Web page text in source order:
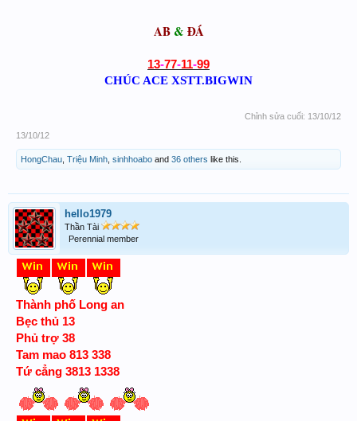
AB & ĐÁ
13-77-11-99
CHÚC ACE XSTT.BIGWIN
Chỉnh sửa cuối: 13/10/12
13/10/12
HongChau Triệu Minh sinhhoabo and 36 others like this.
hello1979
Thần Tài
Perennial member
Thành phố Long an
Bẹc thủ 13
Phủ trợ 38
Tam mao 813 338
Tứ cẳng 3813 1338